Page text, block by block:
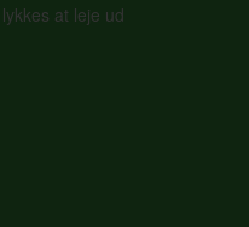
at leje ud